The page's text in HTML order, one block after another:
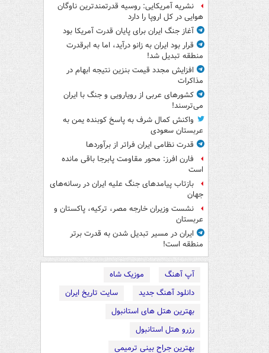
نشریه آمریکایی: روسیه قدرتمندترین ناوگان
هوایی در کل اروپا را دارد
آغاز جنگ ایران برای پایان قدرت آمریکا بود
قرار بود ایران به زانو درآید، اما به ابرقدرت
منطقه تبدیل شد!
افزایش مجدد قیمت بنزین نتیجه ابهام در
مذاکرات
کشورهای عربی از رویارویی و جنگ با ایران
می‌ترسند!
واکنش کمال شرف به پاسخ کوبنده یمن به
عربستان سعودی
قدرت نظامی ایران فراتر از برآوردها
فارن افرز: محور مقاومت پابرجا باقی مانده
است
بازتاب پیامدهای جنگ علیه ایران در رسانه‌های
جهان
نشست وزیران خارجه مصر، ترکیه، پاکستان و
عربستان
ایران در مسیر تبدیل شدن به قدرت برتر
منطقه است!
آپ آهنگ
موزیک شاه
دانلود آهنگ جدید
سایت تاریخ ایران
بهترین هتل های استانبول
رزرو هتل استانبول
بهترین جراح بینی ترمیمی